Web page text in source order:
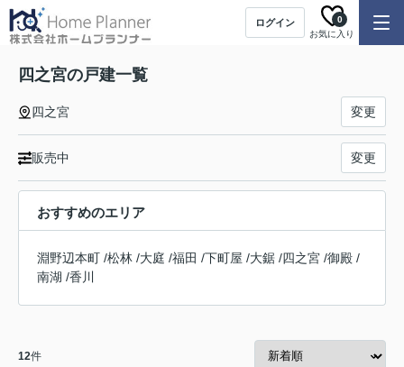
ログイン
お気に入り
0
四之宮の戸建一覧
四之宮 変更
販売中 変更
おすすめのエリア
淵野辺本町 /松林 /大庭 /福田 /下町屋 /大鋸 /四之宮 /御殿 /
南湖 /香川
12件